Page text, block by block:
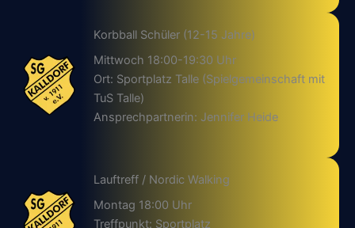
Korbball Schüler (12-15 Jahre)
Mittwoch 18:00-19:30 Uhr
Ort: Sportplatz Talle (Spielgemeinschaft mit
TuS Talle)
Ansprechpartnerin: Jennifer Heide
Lauftreff / Nordic Walking
Montag 18:00 Uhr
Treffpunkt: Sportplatz